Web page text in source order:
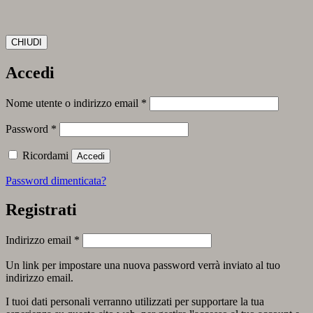
CHIUDI
Accedi
Nome utente o indirizzo email *
Password *
Ricordami Accedi
Password dimenticata?
Registrati
Indirizzo email *
Un link per impostare una nuova password verrà inviato al tuo
indirizzo email.
I tuoi dati personali verranno utilizzati per supportare la tua